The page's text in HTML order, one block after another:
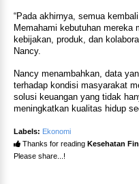
“Pada akhirnya, semua
Memahami kebutuhan mereka
kebijakan, produk, dan
Nancy.
Nancy menambahkan, data
terhadap kondisi masyarakat
solusi keuangan yang tidak
meningkatkan kualitas hidup
Labels: Ekonomi
Thanks for reading Kesehatan
Please share...!